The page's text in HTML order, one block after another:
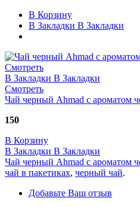
В Корзину
В Закладки В Закладки
Смотреть
В Закладки В Закладки
Смотреть
Чай черный Ahmad с ароматом
150
В Корзину
В Закладки В Закладки
Чай черный Ahmad с ароматом
чай в пакетиках, черный чай.
Добавьте Ваш отзыв